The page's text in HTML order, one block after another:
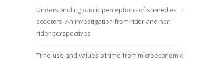
Understanding public perceptions of shared e-
scooters: An investigation from rider and non-
rider perspectives
Time-use and values of time from microeconomic